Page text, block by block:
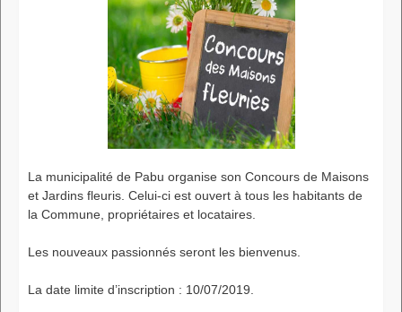
La municipalité de Pabu organise son Concours de Maisons
et Jardins fleuris. Celui-ci est ouvert à tous les habitants de
la Commune, propriétaires et locataires.
Les nouveaux passionnés seront les bienvenus.
La date limite d’inscription : 10/07/2019.